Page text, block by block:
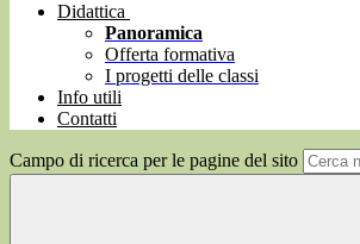
Didattica
Panoramica
Offerta formativa
I progetti delle classi
Info utili
Contatti
Campo di ricerca per le pagine del sito